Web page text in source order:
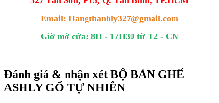
Email: Hangthanhly327@gmail.com
Giờ mở cửa: 8H - 17H30 từ T2 - CN
Đánh giá & nhận xét BỘ BÀN GHẾ
ASHLY GỔ TỰ NHIÊN